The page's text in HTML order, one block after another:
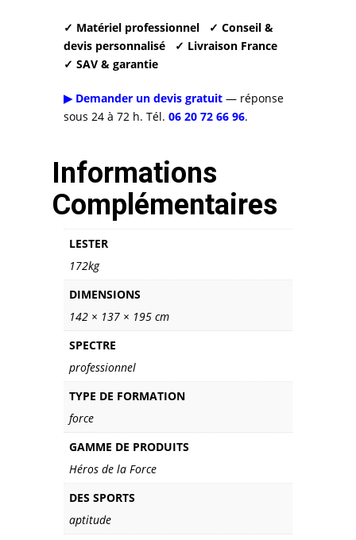
✓ Matériel professionnel
✓ Conseil &
devis personnalisé
✓ Livraison France
✓ SAV & garantie
▶ Demander un devis gratuit — réponse
sous 24 à 72 h. Tél. 06 20 72 66 96.
Informations
Complémentaires
LESTER
172kg
DIMENSIONS
142 × 137 × 195 cm
SPECTRE
professionnel
TYPE DE FORMATION
force
GAMME DE PRODUITS
Héros de la Force
DES SPORTS
aptitude